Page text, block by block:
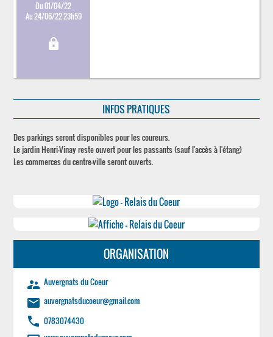
Du 01/04/22
Au 24/06/22 23h59
lock
INFOS PRATIQUES
Des parkings seront disponibles pour les coureurs.
Le jardin Henri-Vinay reste ouvert pour les passants (sauf l'accès à l'étang)
Les commerces du centre-ville seront ouverts.
ORGANISATION
supervisor_account Auvergnats du Coeur
email auvergnatsducoeur@gmail.com
phone 0783074430